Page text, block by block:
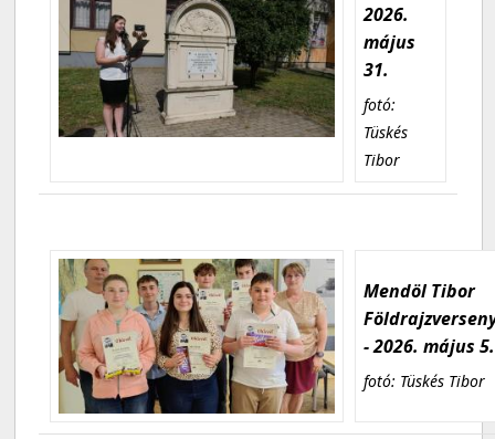
2026.
május
31.
fotó:
Tüskés
Tibor
Mendöl Tibor
- 2026. május 5.
fotó: Tüskés Tibor